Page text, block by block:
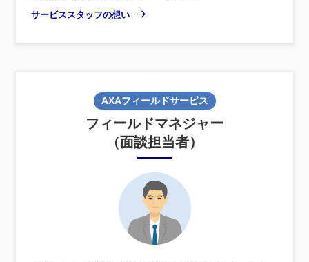
サービススタッフの想い
AXAフィールドサービス
フィールドマネジャー
（面談担当者）